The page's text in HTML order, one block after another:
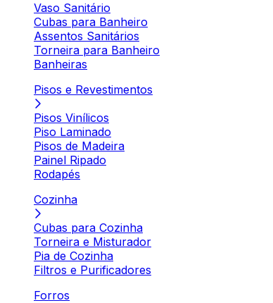
Vaso Sanitário
Cubas para Banheiro
Assentos Sanitários
Torneira para Banheiro
Banheiras
Pisos e Revestimentos
Pisos Vinílicos
Piso Laminado
Pisos de Madeira
Painel Ripado
Rodapés
Cozinha
Cubas para Cozinha
Torneira e Misturador
Pia de Cozinha
Filtros e Purificadores
Forros